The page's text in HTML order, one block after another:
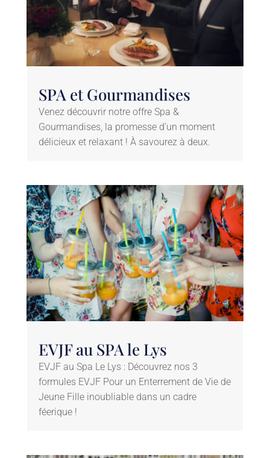
SPA et Gourmandises
Venez découvrir notre offre Spa &
Gourmandises, la promesse d’un moment
délicieux et relaxant ! À savourez à deux.
EVJF au SPA le Lys
EVJF au Spa Le Lys : Découvrez nos 3
formules EVJF Pour un Enterrement de Vie de
Jeune Fille inoubliable dans un cadre
féerique !